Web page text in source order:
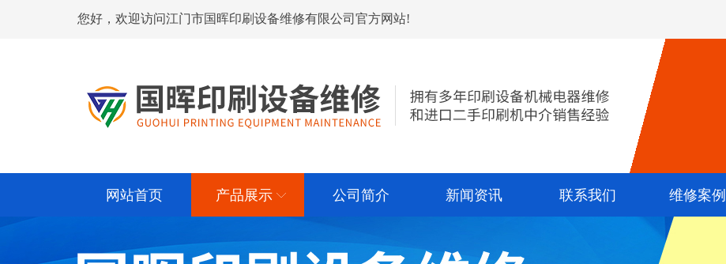
您好，欢迎访问江门市国晖印刷设备维修有限公司官方网站!
网站首页 产品展示 公司简介 新闻资讯 联系我们 维修案例